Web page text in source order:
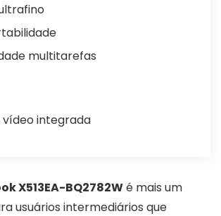
multitarefas
vídeo integrada
X513EA-BQ2782Wé mais um
usuários intermediários que